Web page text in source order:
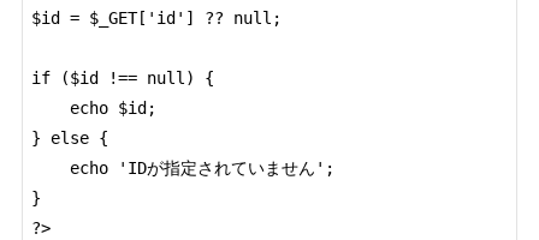
$id = $_GET['id'] ?? null;
if ($id !== null) {
} else {
}
?>